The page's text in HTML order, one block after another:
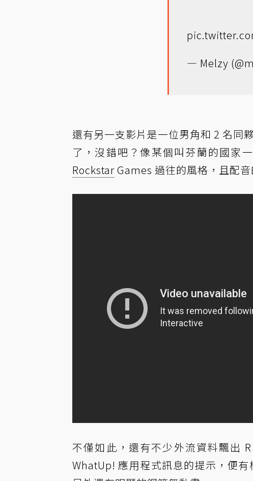
— Melzy
還有另一支影片是一位男角和 2 名同
了，沒錯吧？像某個叫芬蘭的國家
RockstarGames 過往的風格，且配音
不僅如此，還有不少外流資料飄出
WhatUp! 應用程式訊息的提示，便